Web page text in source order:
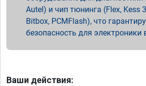
Autel) и чип тюнинга (Flex, Kess
Bitbox, PCMFlash), что
безопасность для электроники
Ваши действия: